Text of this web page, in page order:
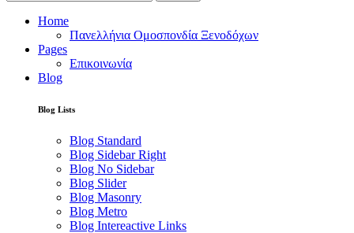
Home
Πανελλήνια Ομοσπονδία Ξενοδόχων
Pages
Επικοινωνία
Blog
Blog Lists
Blog Standard
Blog Sidebar Right
Blog No Sidebar
Blog Slider
Blog Masonry
Blog Metro
Blog Intereactive Links